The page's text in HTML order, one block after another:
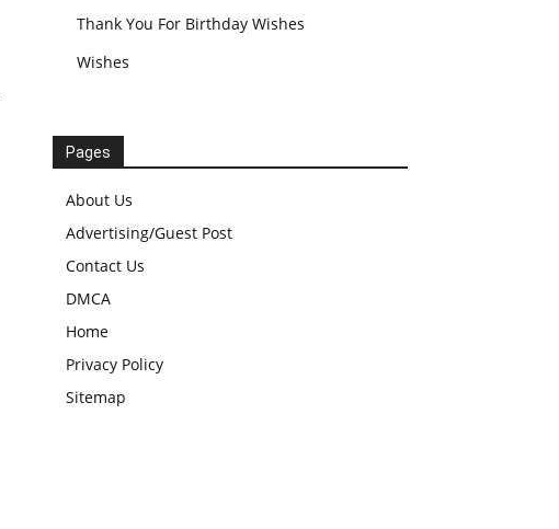
Thank You For Birthday Wishes
Wishes
Pages
About Us
Advertising/Guest Post
Contact Us
DMCA
Home
Privacy Policy
Sitemap